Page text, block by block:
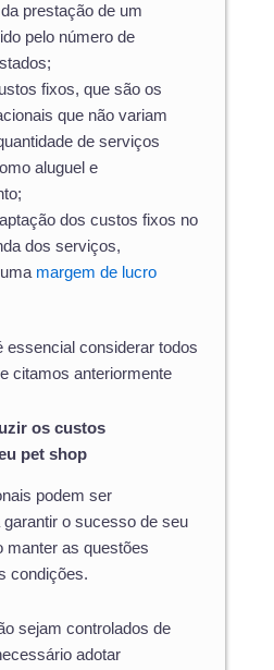
prestação de um
pelo número de
fixos, que são os
que não variam
de serviços
aluguel e
dos custos fixos no
dos serviços,
margem de lucro
essencial considerar todos
citamos anteriormente
os custos
pet shop
podem ser
o sucesso de seu
manter as questões
condições.
sejam controlados de
adotar